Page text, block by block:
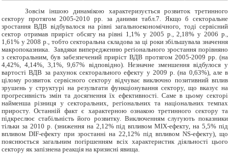
Зовсім іншою динамікою характеризується розвиток третинного
сектору протягом 2005-2010 рр. за даними табл.7. Якщо б секторальне
зростання ВДВ відбувалося на рівні загальноекономічного, тоді сервісний
сектор отримав приріст обсягу на рівні 1,1% у 2005 р., 2,18% у 2006 р.,
1,61% у 2008 р., тобто секторальна складова за ці роки збільшувала значення
макропоказника. Завдяки випередженню регіонального зростання порівняно
з секторальним, був забезпечений приріст ВДВ протягом 2005-2009 рр. (на
4,42%, 4,14%, 3,1%, 9,67% відповідно). Незначне зменшення відбулося у
вартості ВДВ за рахунок секторального ефекту у 2009 р. (на 0,63%), але в
цілому розвиток сервісного сектору відчуває виключно позитивний вплив
зрушень у структурі на результати функціонування сектору, що вказує на
прогресивність змін та досягнення їх ефективності. Саме в цьому секторі
найменша різниця у секторальних, регіональних та національних темпах
приросту. Останній факт є характерною ознакою третинного сектору та
підкреслює стабільність його розвитку. Виключенням слугують показники
тільки за 2010 р. (зниження на 2,12% під впливомMIX-ефекту, на 5,5% під
впливом DIF-ефекту при зростанні на 22,12% під впливом NS-ефекту), що
пояснюється загальним погіршенням всіх характеристик діяльності цього
сектору як запізнена реакція на кризисні явища.